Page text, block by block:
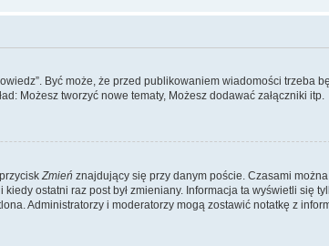
Być może, że przed publikowaniem wiadomości trzeba
Możesz tworzyć nowe tematy, Możesz dodawać załączniki itp.
Zmień znajdujący się przy danym poście. Czasami
ostatni raz post był zmieniany. Informacja ta wyświetli się
Administratorzy i moderatorzy mogą zostawić notatkę z